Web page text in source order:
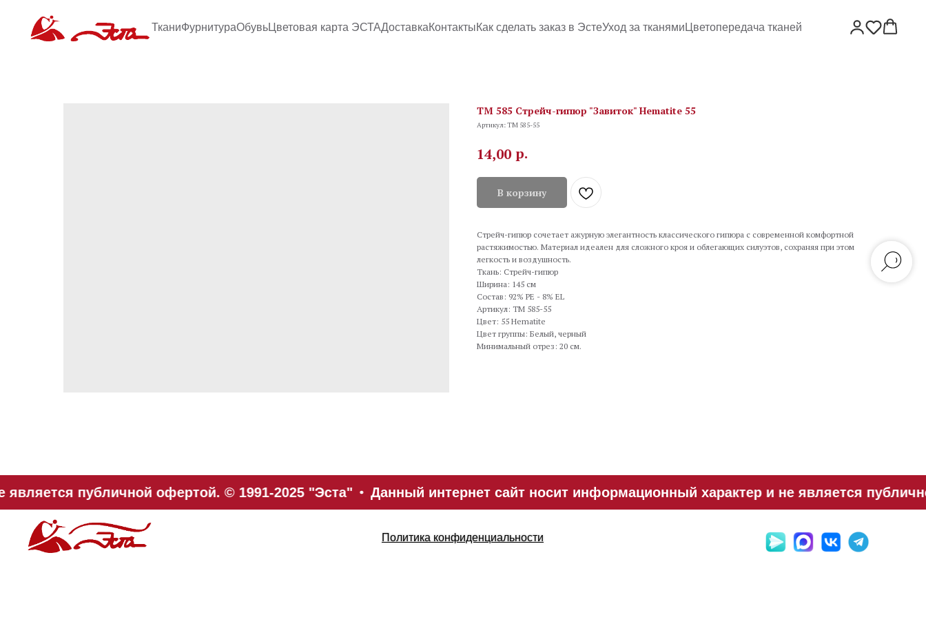
ТканиФурнитураОбувьЦветовая карта ЭСТАДоставкаКонтактыКак сделать заказ в ЭстеУход за тканями Цветопередача тканей
TM 585 Стрейч-гипюр "Завиток" Hematite 55
Артикул:TM 585-55
14,00 р.
В корзину
Стрейч-гипюр сочетает ажурную элегантность классического гипюра с современной комфортной
растяжимостью. Материал идеален для сложного кроя и облегающих силуэтов, сохраняя при этом
легкость и воздушность.
Ткань: Стрейч-гипюр
Ширина: 145 см
Состав: 92% PE - 8% EL
Артикул: TM 585-55
Цвет: 55 Hematite
Цвет группы: Белый, черный
Минимальный отрез: 20 см.
публичной офертой. © 1991-2025 "Эста" Данный интернет сайт носит информационный характер и не является
Политика конфиденциальности